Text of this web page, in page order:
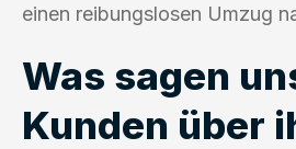
einen reibungslosen Umzug
Was sagen
Kunden über